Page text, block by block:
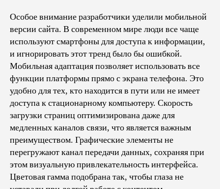
Особое внимание разработчики уделили мобильной
версии сайта. В современном мире люди все чаще
используют смартфоны для доступа к информации,
и игнорировать этот тренд было бы ошибкой.
Мобильная адаптация позволяет использовать все
функции платформы прямо с экрана телефона. Это
удобно для тех, кто находится в пути или не имеет
доступа к стационарному компьютеру. Скорость
загрузки страниц оптимизирована даже для
медленных каналов связи, что является важным
преимуществом. Графические элементы не
перегружают канал передачи данных, сохраняя при
этом визуальную привлекательность интерфейса.
Цветовая гамма подобрана так, чтобы глаза не